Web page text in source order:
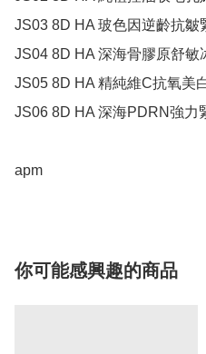
JS03 8D HA 玻色因逆齡抗皺
JS04 8D HA 深海骨膠原舒敏
JS05 8D HA 精純維C抗氧美
JS06 8D HA 深海PDRN強力
apm
你可能感興趣的商品